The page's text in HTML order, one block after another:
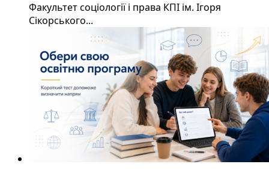
Факультет соціології і права КПІ ім. Ігоря
Сікорського...